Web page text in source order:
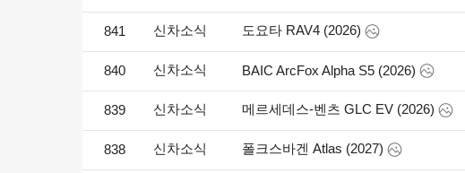
841 신차소식 도요타 RAV4 (2026)
840 신차소식 BAIC ArcFox Alpha S5 (2026)
839 신차소식 메르세데스-벤츠 GLC EV (2026)
838 신차소식 폴크스바겐 Atlas (2027)